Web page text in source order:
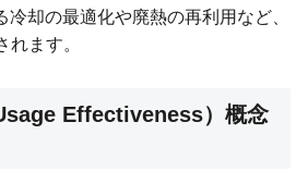
冷却の最適化や廃熱の再利用など、
れます。
Effectiveness）概念